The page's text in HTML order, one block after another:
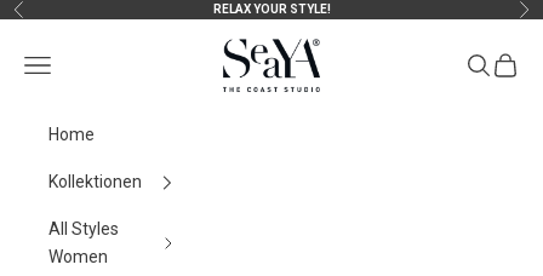
Zum Inhalt springen
Zurück RELAX YOUR STYLE! Vor
SeaYA-fashion
Menü Suchen
Home
Kollektionen
All Styles
Women